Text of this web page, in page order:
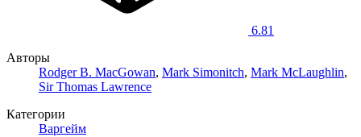
6.81
Авторы
Rodger B. MacGowan, Mark Simonitch, Mark McLaughlin,
Sir Thomas Lawrence
Категории
Варгейм